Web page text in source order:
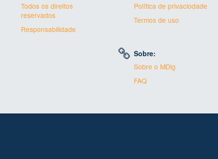
Todos os direitos
reservados
Responsabilidade
Política de privaciodade
Termos de uso
Sobre:
Sobre o MDig
FAQ